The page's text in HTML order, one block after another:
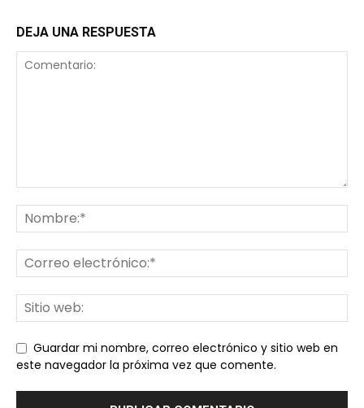
DEJA UNA RESPUESTA
Guardar mi nombre, correo electrónico y sitio web en
este navegador la próxima vez que comente.